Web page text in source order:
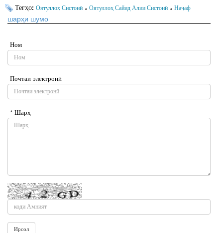
Тегҳо: Оятуллоҳ Систонӣ ، Оятуллоҳ Сайид Алии Систонӣ ، Наҷаф
шарҳи шумо
Ном
Почтаи электронӣ
* Шарҳ